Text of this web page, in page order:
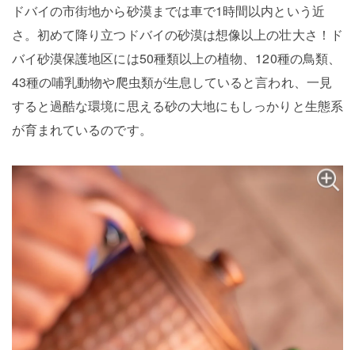
ドバイの市街地から砂漠までは車で1時間以内という近
さ。初めて降り立つドバイの砂漠は想像以上の壮大さ！ド
バイ砂漠保護地区には50種類以上の植物、120種の鳥類、
43種の哺乳動物や爬虫類が生息していると言われ、一見
すると過酷な環境に思える砂の大地にもしっかりと生態系
が育まれているのです。